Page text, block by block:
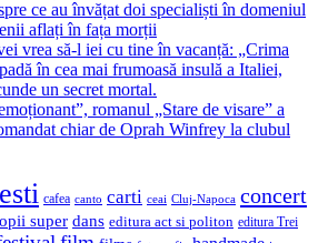
ce au învățat doi specialiști în domeniul
aflați în fața morții
vrea să-l iei cu tine în vacanță: „Crima
în cea mai frumoasă insulă a Italiei,
un secret mortal.
romanul „Stare de visare” a
chiar de Oprah Winfrey la clubul
cafea canto carti ceai Cluj-Napoca concert
super dans editura act si politon editura Trei